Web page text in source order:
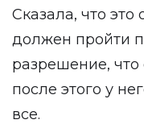
Сказала, что это
должен пройти
разрешение, что
после этого у
все.